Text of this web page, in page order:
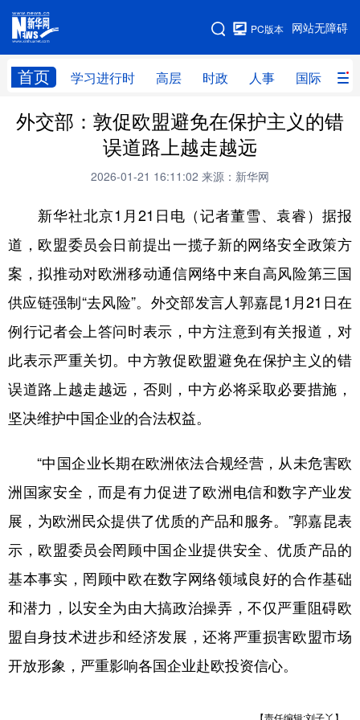
网站无障碍
PC版本
首页 学习进行时 高层 时政 人事 国际 财
网站地图
学习进行时 高层 时政 人事
财经 网评
科技 科创 量子 体育
文化 书画 健康 军事
法律 中央文件 金融 汽车
食品 人居 信息化 数字经济
学术中国 乡村振兴 银龄 溯源中国
城市 旅游
彩票 娱乐 时尚 悦读
公益 一带一路 亚太网 上市公司
文化产业
地方频道
外交部：敦促欧盟避免在保护主义的错
误道路上越走越远
2026-01-21 16:11:02 来源：新华网
新华社北京1月21日电（记者董雪、袁睿）据报
道，欧盟委员会日前提出一揽子新的网络安全政策方
案，拟推动对欧洲移动通信网络中来自高风险第三国
供应链强制“去风险”。外交部发言人郭嘉昆1月21日在
例行记者会上答问时表示，中方注意到有关报道，对
此表示严重关切。中方敦促欧盟避免在保护主义的错
误道路上越走越远，否则，中方必将采取必要措施，
坚决维护中国企业的合法权益。
“中国企业长期在欧洲依法合规经营，从未危害欧
洲国家安全，而是有力促进了欧洲电信和数字产业发
展，为欧洲民众提供了优质的产品和服务。”郭嘉昆表
示，欧盟委员会罔顾中国企业提供安全、优质产品的
基本事实，罔顾中欧在数字网络领域良好的合作基础
和潜力，以安全为由大搞政治操弄，不仅严重阻碍欧
盟自身技术进步和经济发展，还将严重损害欧盟市场
开放形象，严重影响各国企业赴欧投资信心。